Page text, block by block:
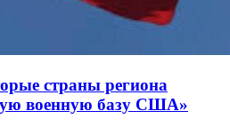
страны региона
военную базу США»